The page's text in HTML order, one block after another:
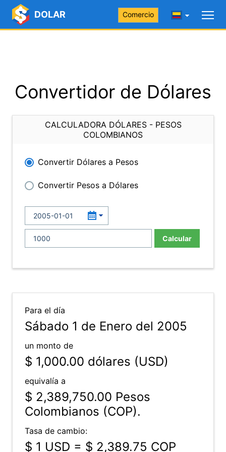
DOLAR Comercio
Convertidor de Dólares
CALCULADORA DÓLARES - PESOS
COLOMBIANOS
Convertir Dólares a Pesos
Convertir Pesos a Dólares
Calcular
Para el día
Sábado 1 de Enero del 2005
un monto de
$ 1,000.00 dólares (USD)
equivalía a
$ 2,389,750.00 Pesos
Colombianos (COP).
Tasa de cambio:
$ 1 USD = $ 2,389.75 COP